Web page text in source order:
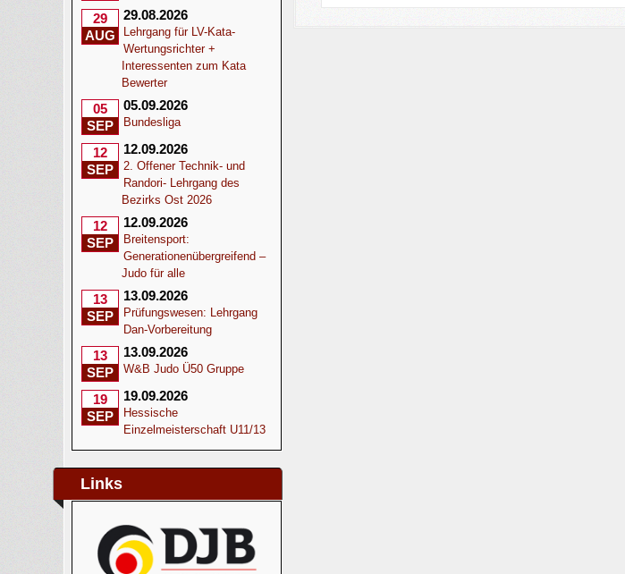
29
AUG
29.08.2026
Lehrgang für LV-Kata-
Wertungsrichter +
Interessenten zum Kata
Bewerter
05
SEP
05.09.2026
Bundesliga
12
SEP
12.09.2026
2. Offener Technik- und
Randori- Lehrgang des
Bezirks Ost 2026
12
SEP
12.09.2026
Breitensport:
Generationenübergreifend –
Judo für alle
13
SEP
13.09.2026
Prüfungswesen: Lehrgang
Dan-Vorbereitung
13
SEP
13.09.2026
W&B Judo Ü50 Gruppe
19
SEP
19.09.2026
Hessische
Einzelmeisterschaft U11/13
Links